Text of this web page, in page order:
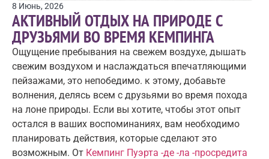
8 Июнь, 2026
АКТИВНЫЙ ОТДЫХ НА ПРИРОДЕ С
ДРУЗЬЯМИ ВО ВРЕМЯ КЕМПИНГА
Ощущение пребывания на свежем воздухе, дышать
свежим воздухом и наслаждаться впечатляющими
пейзажами, это непобедимо. к этому, добавьте
волнения, делясь всем с друзьями во время похода
на лоне природы. Если вы хотите, чтобы этот опыт
остался в ваших воспоминаниях, вам необходимо
планировать действия, которые сделают это
возможным. От Кемпинг Пуэрта -де -ла -просредита